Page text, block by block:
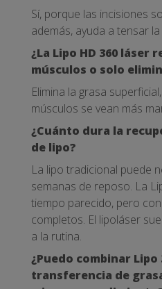
Sí, porque las incisiones
además, ayuda a tensar la
¿La Lipo HD 360 láser
músculos o solo
Elimina la grasa
músculos se vean más
¿Cuánto dura la
de lipo?
La lipo tradicional puede
semanas de reposo. La
tiempo parecido, pero
completos. El lipoláser
a la rutina.
¿Puedo combinar Lipo
transferencia de